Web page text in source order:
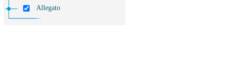
Allegato